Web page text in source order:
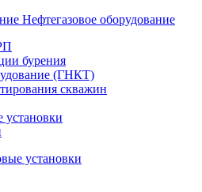
Нефтегазовое оборудование
бурения
(ГНКТ)
скважин
установки